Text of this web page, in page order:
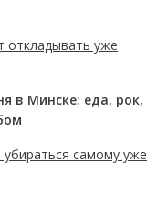
откладывать уже
в Минске: еда, рок,
убираться самому уже